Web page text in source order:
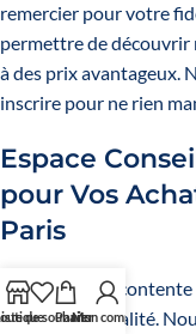
remercier pour votre
permettre de
à des prix avantageux.
inscrire pour ne rien
Espace
pour Vos
Paris
Novaloa ne se
produits de qualité.
de souhaits
Panier
Mon compte